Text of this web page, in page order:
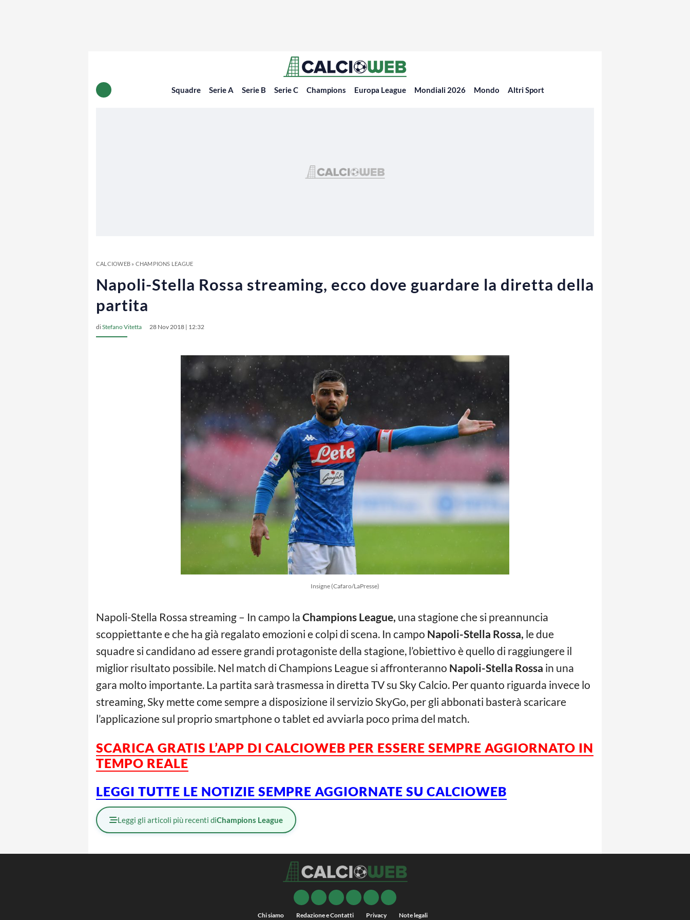
Squadre Serie A Serie B Serie C Champions Europa League Mondiali 2026 Mondo Altri Sport
CALCIOWEB» CHAMPIONS LEAGUE
Napoli-Stella Rossa streaming, ecco dove guardare la diretta della
partita
diStefano Vitetta 28 Nov 2018 | 12:32
Insigne (Cafaro/LaPresse)
Napoli-Stella Rossa streaming – In campo la Champions League, una stagione che si preannuncia
scoppiettante e che ha già regalato emozioni e colpi di scena. In campo Napoli-Stella Rossa, le due
squadre si candidano ad essere grandi protagoniste della stagione, l’obiettivo è quello di raggiungere il
miglior risultato possibile. Nel match di Champions League si affronteranno Napoli-Stella Rossa in una
gara molto importante. La partita sarà trasmessa in diretta TV su Sky Calcio. Per quanto riguarda invece lo
streaming, Sky mette come sempre a disposizione il servizio SkyGo, per gli abbonati basterà scaricare
l’applicazione sul proprio smartphone o tablet ed avviarla poco prima del match.
SCARICA GRATIS L’APP DI CALCIOWEB PER ESSERE SEMPRE AGGIORNATO IN
TEMPO REALE
LEGGI TUTTE LE NOTIZIE SEMPRE AGGIORNATE SU CALCIOWEB
Leggi gli articoli più recenti diChampions League
Chi siamo Redazione e Contatti Privacy Note legali